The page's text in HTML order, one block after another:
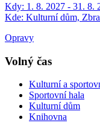
Kdy: 1. 8. 2027 - 31. 8.
Kde: Kulturní dům,
Opravy
Volný čas
Kulturní a
Sportovní hala
Kulturní dům
Knihovna